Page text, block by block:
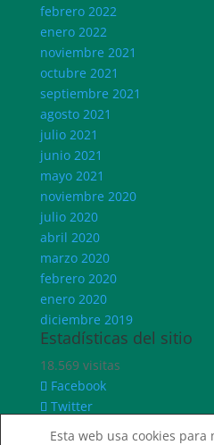
febrero 2022
enero 2022
noviembre 2021
octubre 2021
septiembre 2021
agosto 2021
julio 2021
junio 2021
mayo 2021
noviembre 2020
julio 2020
abril 2020
marzo 2020
febrero 2020
enero 2020
diciembre 2019
Estadísticas del sitio
18.569 visitas
Facebook
Twitter
Instagram
Esta web usa cookies